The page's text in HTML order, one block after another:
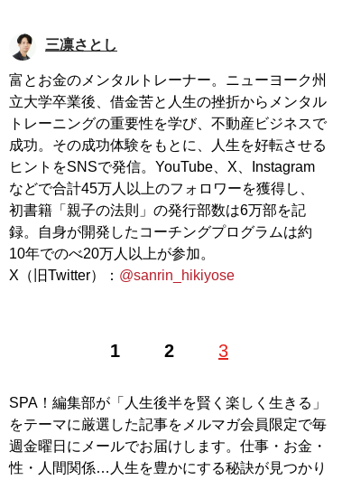
三凛さとし
富とお金のメンタルトレーナー。ニューヨーク州
立大学卒業後、借金苦と人生の挫折からメンタル
トレーニングの重要性を学び、不動産ビジネスで
成功。その成功体験をもとに、人生を好転させる
ヒントをSNSで発信。YouTube、X、Instagram
などで合計45万人以上のフォロワーを獲得し、
初書籍「親子の法則」の発行部数は6万部を記
録。自身が開発したコーチングプログラムは約
10年でのべ20万人以上が参加。
X（旧Twitter）： @sanrin_hikiyose
1 2 3
SPA！編集部が「人生後半を賢く楽しく生きる」
をテーマに厳選した記事をメルマガ会員限定で毎
週金曜日にメールでお届けします。仕事・お金・
性・人間関係…人生を豊かにする秘訣が見つかり